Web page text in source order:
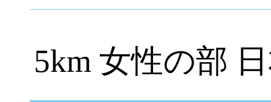
5km 女性の部